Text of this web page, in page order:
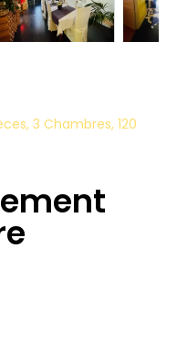
3 Chambres, 120